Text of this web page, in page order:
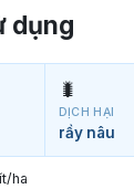
dụng
🐛
DỊCH HẠI
rầy nâu
ha